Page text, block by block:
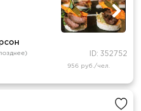
ID: 352752
956 руб./чел.